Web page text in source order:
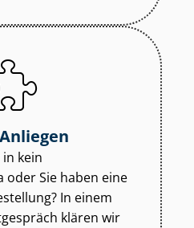
kein
oder Sie haben eine
In einem
klären wir